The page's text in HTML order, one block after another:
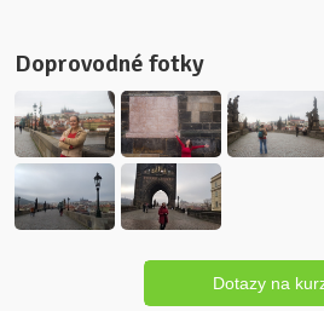
Doprovodné fotky
Dotazy na